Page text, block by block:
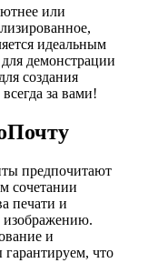
или
идеальным
демонстрации
создания
за вами!
предпочитают
сочетании
печати и
изображению.
и
что